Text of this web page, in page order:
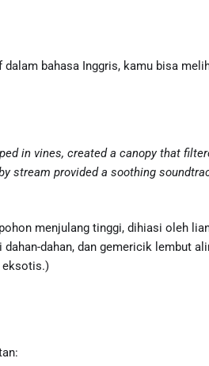
bahasa Inggris, kamu bisa
in vines, created a canopy that
stream provided a soothing
menjulang tinggi, dihiasi oleh
dahan, dan gemericik lembut
eksotis.)